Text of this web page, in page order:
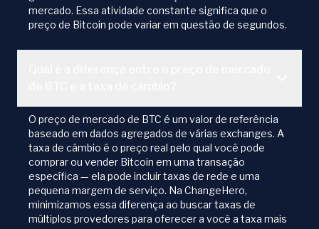
mercado. Essa atividade constante significa que o
preço de Bitcoin pode variar em questão de segundos.
O preço de mercado de BTC é um valor de referência
baseado em dados agregados de várias exchanges. A
taxa de câmbio é o preço real pelo qual você pode
comprar ou vender Bitcoin em uma transação
específica — ela pode incluir taxas de rede e uma
pequena margem de serviço. Na ChangeHero,
minimizamos essa diferença ao buscar taxas de
múltiplos provedores para oferecer a você a taxa mais